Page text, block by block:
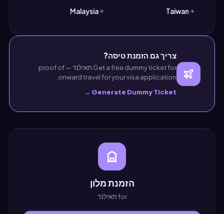
Taiwan
Malaysia
צריך גם הזמנת טיסה?
Get a free dummy ticket for תאילנד — proof of
onward travel for your visa application.
Generate Dummy Ticket →
הזמנת מלון
for תאילנד